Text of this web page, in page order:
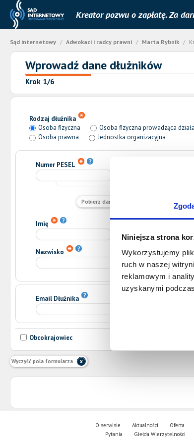
Niniejsza strona
Wykorzystujemy
ruch w naszej
reklamowym i
uzyskanymi
Kreator pozwu o zapłatę. Za
Sąd internetowy / Adwokaci i radcy prawni / Marta Rybnik /
Wprowadź dane dłużników
Krok 1/6
Rodzaj dłużnika
Osoba fizyczna
Osoba fizyczna prowadząca
Osoba prawna
Jednostka organizacyjna
Numer PESEL
Pobierz dane z bazy GUS
Imię
Nazwisko
Email Dłużnika
Obcokrajowiec
Wyczyść pola formularza
O serwisie Aktualności Oferta
Pytania
Giełda Wierzytelności